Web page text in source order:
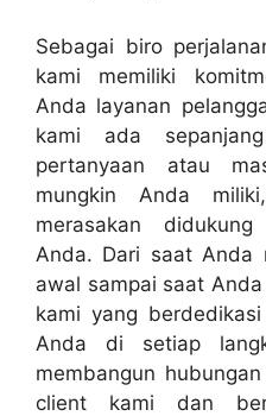
Sebagai biro
kami memiliki
Anda layanan
kami ada
pertanyaan atau
mungkin Anda
merasakan
Anda. Dari saat Anda
awal sampai saat
kami yang
Anda di setiap
membangun
client kami dan